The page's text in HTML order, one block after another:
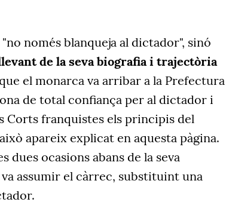
només blanqueja al dictador", sinó
de la seva biografia i trajectòria
el monarca va arribar a la Prefectura
de total confiança per al dictador i
Corts franquistes els principis del
apareix explicat en aquesta pàgina.
dues ocasions abans de la seva
assumir el càrrec, substituint una